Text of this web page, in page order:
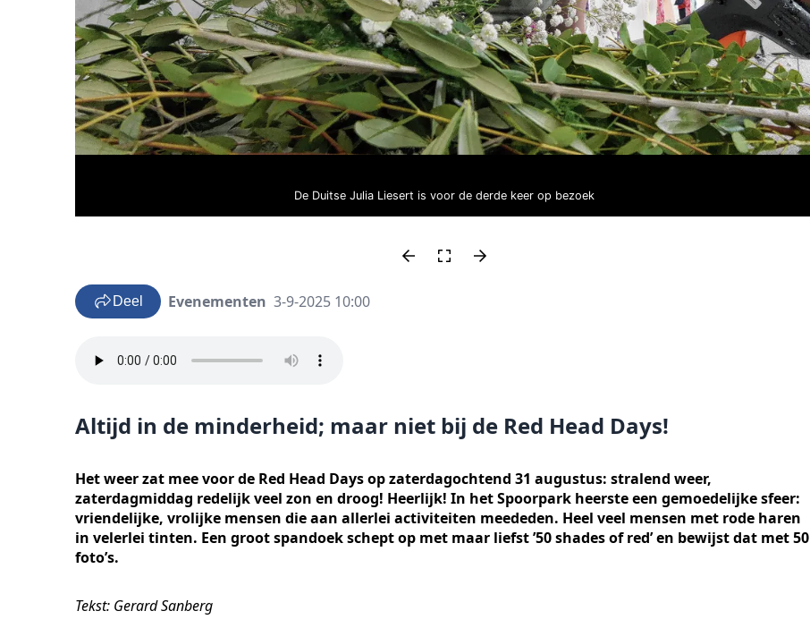
De Duitse Julia Liesert is voor de derde keer op bezoek
Deel Evenementen 3-9-2025 10:00
Altijd in de minderheid; maar niet bij de Red Head Days!
Het weer zat mee voor de Red Head Days op zaterdagochtend 31 augustus: stralend weer,
zaterdagmiddag redelijk veel zon en droog! Heerlijk! In het Spoorpark heerste een gemoedelijke sfeer:
vriendelijke, vrolijke mensen die aan allerlei activiteiten meededen. Heel veel mensen met rode haren
in velerlei tinten. Een groot spandoek schept op met maar liefst ’50 shades of red’ en bewijst dat met 50
foto’s.
Tekst: Gerard Sanberg